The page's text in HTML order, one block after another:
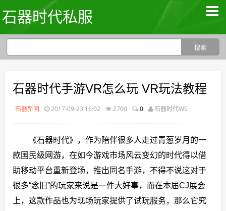
石器时代私服
石器时代手游VR怎么玩 VR玩法教程
石器新闻 2017-09-23 16:02 2700 0 石器时代WS
《石器时代》，作为陪伴很多人走过青葱岁月的一
款国民级网游，在如今游戏市场风云变幻的时代得以借
助移动平台重新登场，推出同名手游，不得不说这对于
很多“念旧”的玩家来说是一件大好事，而在本届CJ展会
上，这款作品也为现场玩家提供了试玩服务，那么它究